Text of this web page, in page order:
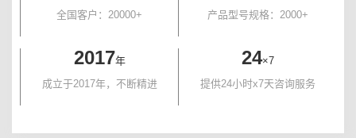
全国客户：20000+
产品型号规格：2000+
2017年
成立于2017年，不断精进
24×7
提供24小时x7天咨询服务